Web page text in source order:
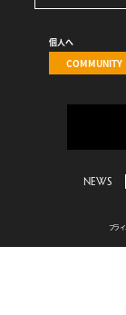
COMMUNITY
個人へ
NEWS
プラ